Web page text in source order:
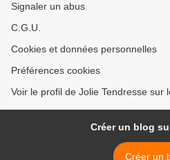
Signaler un abus
C.G.U.
Cookies et données personnelles
Préférences cookies
Voir le profil de Jolie Tendresse sur
Créer un blog
Créer un